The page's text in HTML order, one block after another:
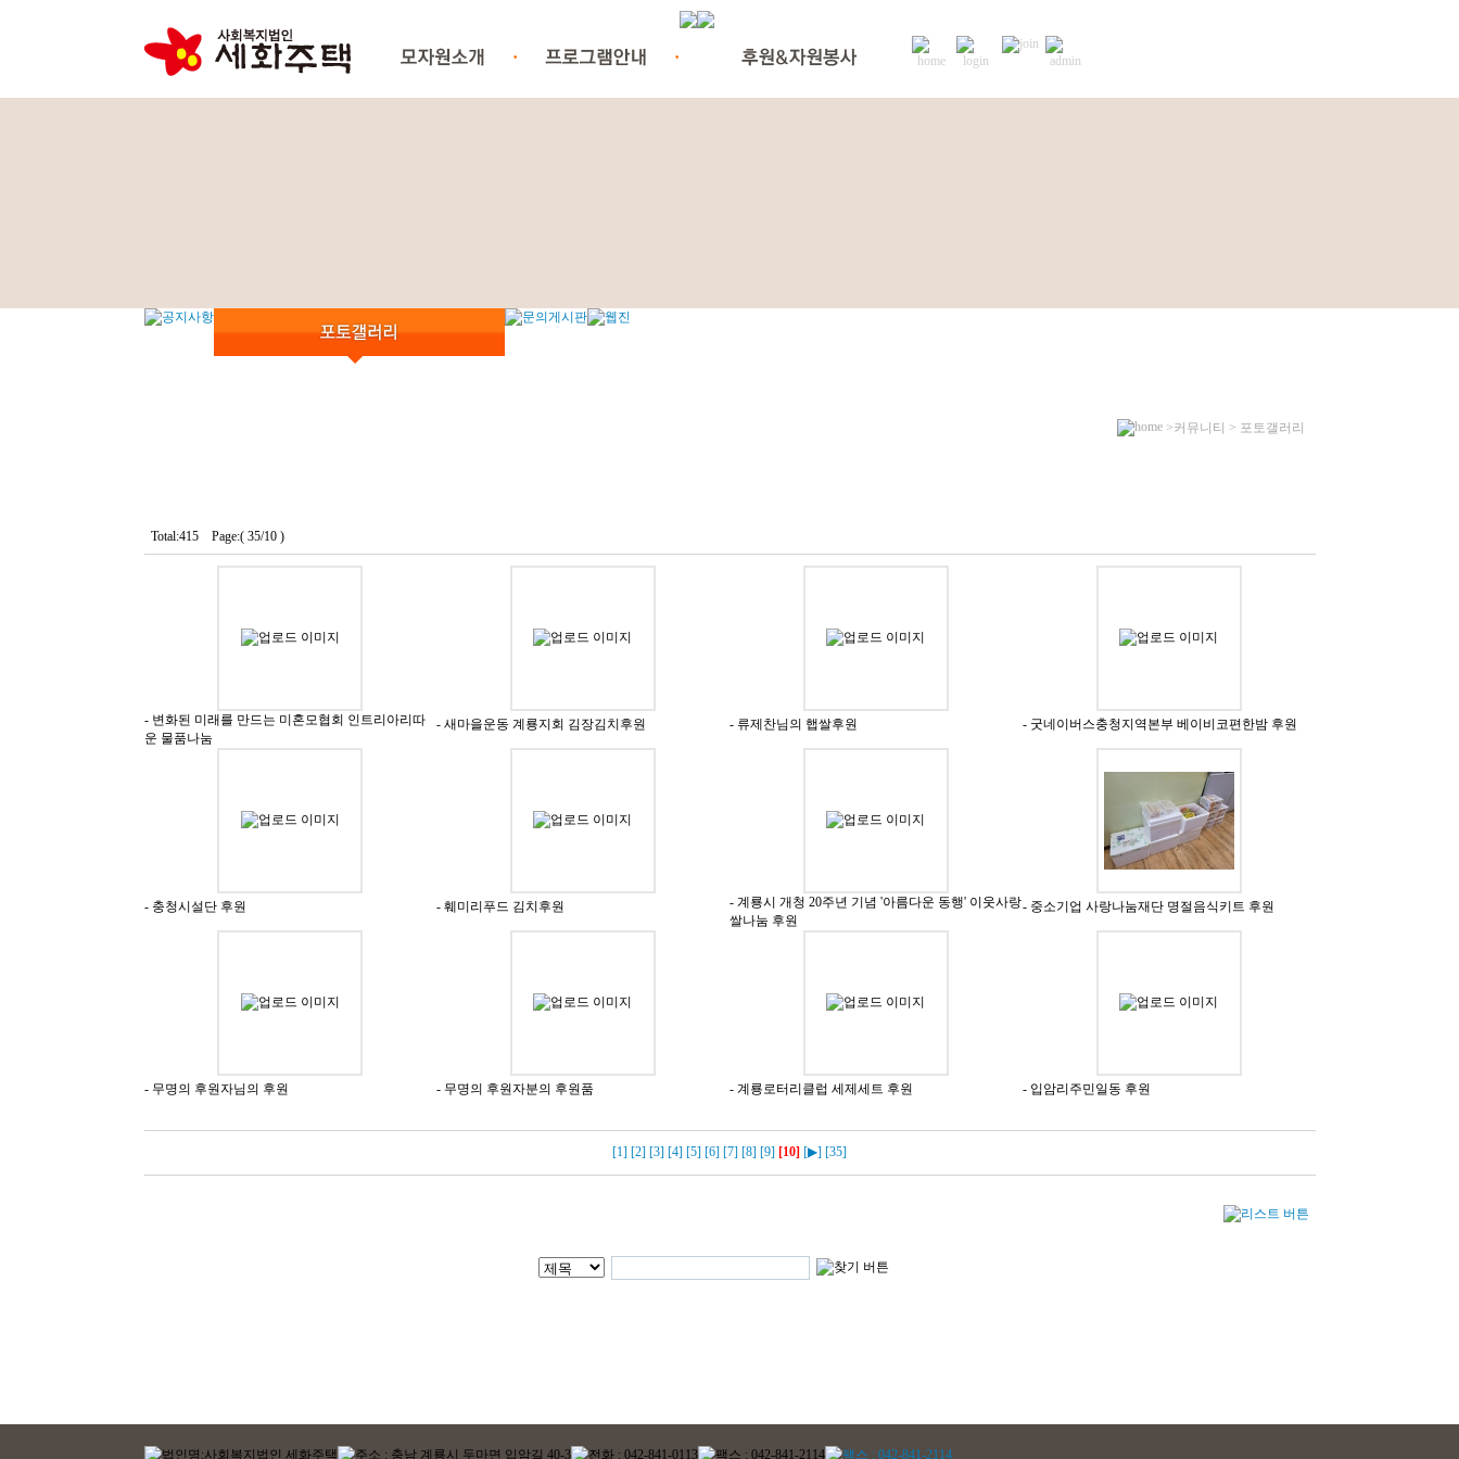
>커뮤니티 > 포토갤러리
Total:415 Page:( 35/10 )
- 변화된 미래를 만드는 미혼모협회 인트리아리따
운 물품나눔
- 새마을운동 계룡지회 김장김치후원 - 류제찬님의 햅쌀후원 - 굿네이버스충청지역본부 베이비코편한밤 후원
- 충청시설단 후원 - 훼미리푸드 김치후원
- 계룡시 개청 20주년 기념 '아름다운 동행' 이웃사랑
쌀나눔 후원
- 중소기업 사랑나눔재단 명절음식키트 후원
- 무명의 후원자님의 후원 - 무명의 후원자분의 후원품 - 계룡로터리클럽 세제세트 후원 - 입암리주민일동 후원
[1] [2] [3] [4] [5] [6] [7] [8] [9] [10] [▶] [35]